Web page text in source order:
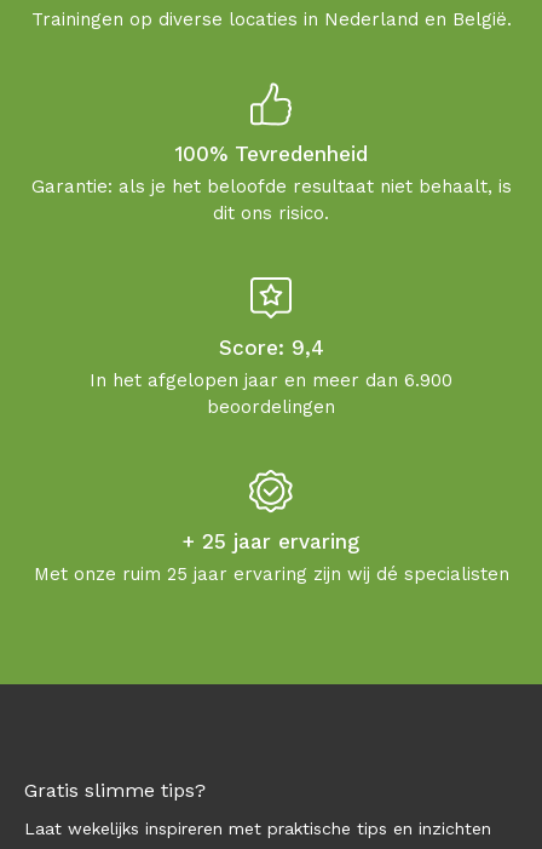
Trainingen op diverse locaties in Nederland en België.
100% Tevredenheid
Garantie: als je het beloofde resultaat niet behaalt, is
dit ons risico.
Score: 9,4
In het afgelopen jaar en meer dan 6.900
beoordelingen
+ 25 jaar ervaring
Met onze ruim 25 jaar ervaring zijn wij dé specialisten
Gratis slimme tips?
Laat wekelijks inspireren met praktische tips en inzichten